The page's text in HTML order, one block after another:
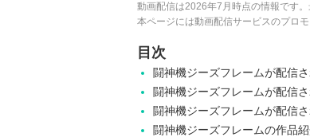
動画配信は2026年7月時点の情報です
本ページには動画配信サービスのプロ
目次
闘神機ジーズフレームが配信
闘神機ジーズフレームが配信
闘神機ジーズフレームが配信
闘神機ジーズフレームの作品